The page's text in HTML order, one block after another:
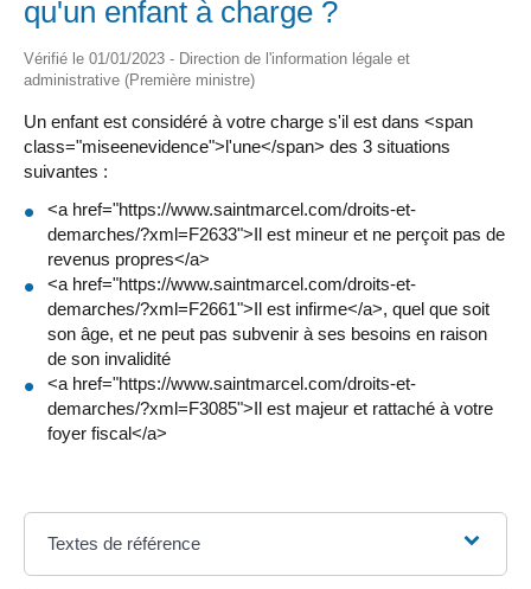
qu'un enfant à charge ?
Vérifié le 01/01/2023 - Direction de l'information légale et
administrative (Première ministre)
Un enfant est considéré à votre charge s'il est dans <span
class="miseenevidence">l'une</span> des 3 situations
suivantes :
<a href="https://www.saintmarcel.com/droits-et-
demarches/?xml=F2633">Il est mineur et ne perçoit pas de
revenus propres</a>
<a href="https://www.saintmarcel.com/droits-et-
demarches/?xml=F2661">Il est infirme</a>, quel que soit
son âge, et ne peut pas subvenir à ses besoins en raison
de son invalidité
<a href="https://www.saintmarcel.com/droits-et-
demarches/?xml=F3085">Il est majeur et rattaché à votre
foyer fiscal</a>
Textes de référence